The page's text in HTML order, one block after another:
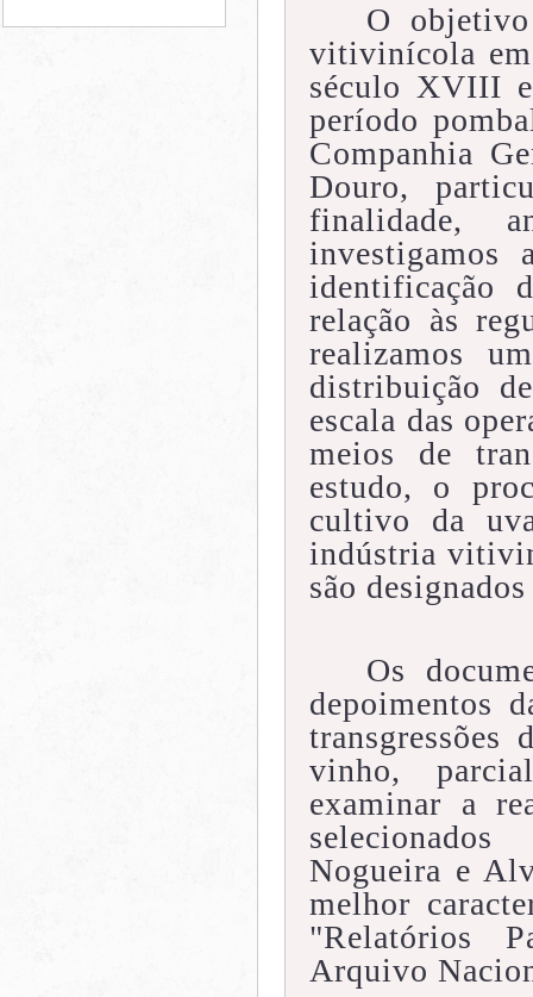
O
vitivinícola em
século XVIII
período
Companhia
Douro,
finalidade,
investigamos
identificação
relação às
realizamos
distribuição
escala das
meios de
estudo, o
cultivo da
indústria
são
Os
depoimentos
transgressões
vinho,
examinar a
Nogueira e
melhor
"Relatórios
Arquivo